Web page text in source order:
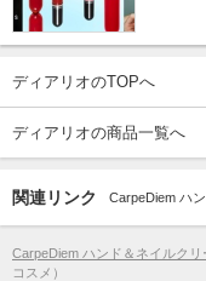
ディアリオのTOPへ
ディアリオの商品一覧へ
関連リンク CarpeDiem ハ
CarpeDiem ハンド＆ネイルク
コスメ）